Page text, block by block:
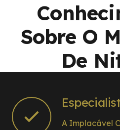
Sobre O
De
A Implacável